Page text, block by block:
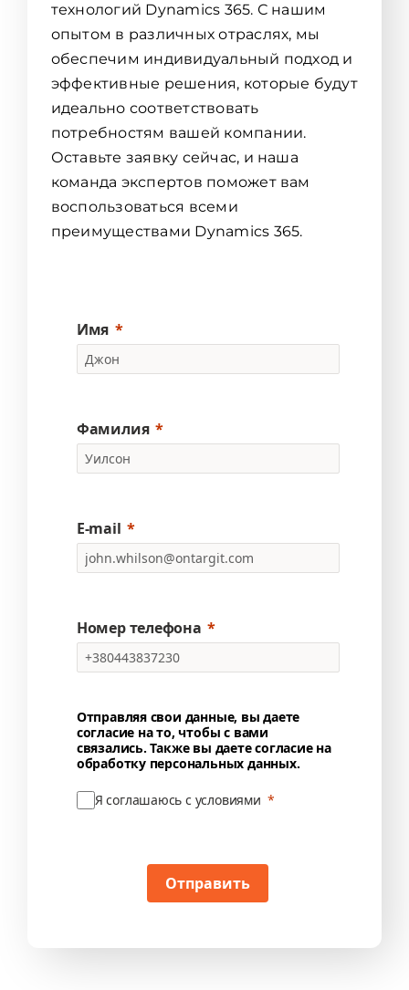
технологий Dynamics 365. С нашим
опытом в различных отраслях, мы
обеспечим индивидуальный подход и
эффективные решения, которые будут
идеально соответствовать
потребностям вашей компании.
Оставьте заявку сейчас, и наша
команда экспертов поможет вам
воспользоваться всеми
преимуществами Dynamics 365.
Имя
Фамилия
E-mail
Номер телефона
Отправляя свои данные, вы даете
согласие на то, чтобы с вами
связались. Также вы даете согласие на
обработку персональных данных.
Я соглашаюсь с условиями
Отправить